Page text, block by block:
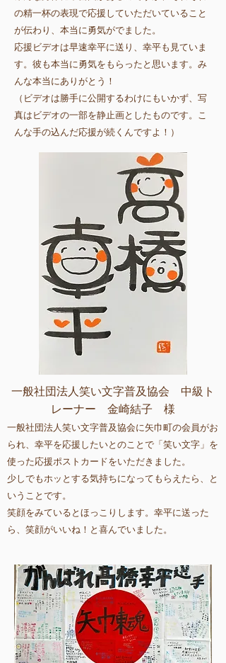
の精一杯の表現で応援していただいていること
が伝わり、本当に勇気がでました。
応援ビデオは早速幸平に送り、幸平も見ていま
す。彼も本当に勇気をもらったと思います。 み
んな本当にありがとう！
​（ビデオは勝手に公開するわけにもいかず、写
真はビデオの一部を静止画としたものです。こ
んな手の込んだ応援が続くんですよ！）
一般社団法人笑い文字普及協会 中級ト
レーナー 金崎結子 様
一般社団法人笑い文字普及協会に矢巾町の会員がお
られ、幸平を応援したいとのことで「笑い文字」を
使った応援ポストカードをいただきました。
少しでもホッとする気持ちになってもらえたら、と
いうことです。
笑顔をみているとほっこりします。幸平に送った
ら、笑顔がいいね！と喜んでいました。